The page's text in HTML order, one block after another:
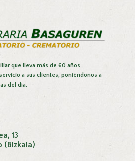
que lleva más de 60 años
a sus clientes, poniéndonos a
del día.
13
(Bizkaia)